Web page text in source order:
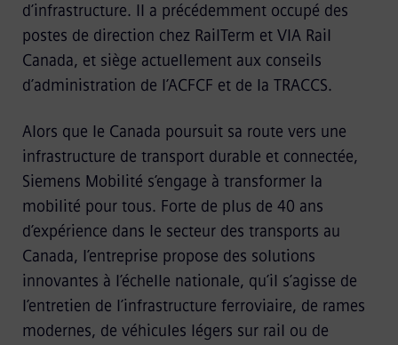
d’infrastructure. Il a précédemment occupé des
postes de direction chez RailTerm et VIA Rail
Canada, et siège actuellement aux conseils
d’administration de l’ACFCF et de la TRACCS.
Alors que le Canada poursuit sa route vers une
infrastructure de transport durable et connectée,
Siemens Mobilité s’engage à transformer la
mobilité pour tous. Forte de plus de 40 ans
d’expérience dans le secteur des transports au
Canada, l’entreprise propose des solutions
innovantes à l’échelle nationale, qu’il s’agisse de
l’entretien de l’infrastructure ferroviaire, de rames
modernes, de véhicules légers sur rail ou de